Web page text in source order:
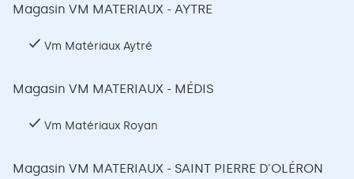
Magasin VM MATERIAUX - AYTRE
Vm Matériaux Aytré
Magasin VM MATERIAUX - MÉDIS
Vm Matériaux Royan
Magasin VM MATERIAUX - SAINT PIERRE D'OLÉRON